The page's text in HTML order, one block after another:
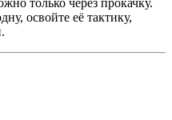
только через прокачку.
освойте её тактику,